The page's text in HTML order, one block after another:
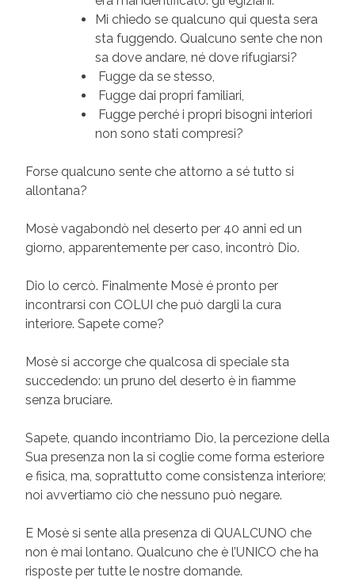
Mi chiedo se qualcuno qui questa sera
sta fuggendo. Qualcuno sente che non
sa dove andare, né dove rifugiarsi?
Fugge da se stesso,
Fugge dai propri familiari,
Fugge perché i propri bisogni interiori
non sono stati compresi?
Forse qualcuno sente che attorno a sé tutto si
allontana?
Mosè vagabondò nel deserto per 40 anni ed un
giorno, apparentemente per caso, incontrò Dio.
Dio lo cercò. Finalmente Mosè é pronto per
incontrarsi con COLUI che può dargli la cura
interiore. Sapete come?
Mosè si accorge che qualcosa di speciale sta
succedendo: un pruno del deserto è in fiamme
senza bruciare.
Sapete, quando incontriamo Dio, la percezione della
Sua presenza non la si coglie come forma esteriore
e fisica, ma, soprattutto come consistenza interiore;
noi avvertiamo ciò che nessuno può negare.
E Mosè si sente alla presenza di QUALCUNO che
non è mai lontano. Qualcuno che è l’UNICO che ha
risposte per tutte le nostre domande.